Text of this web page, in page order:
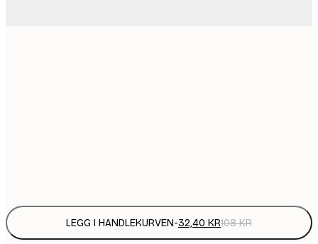
LEGG I HANDLEKURVEN-32,40 KR108 KR